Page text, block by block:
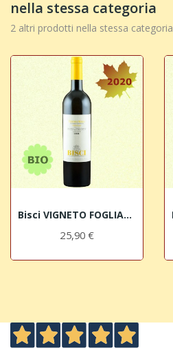
nella stessa categoria
2 altri prodotti nella stessa categoria
Bisci VIGNETO FOGLIANO Verdicchio di Matelica...
25,90 €